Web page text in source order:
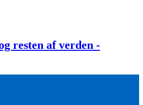
resten af verden -